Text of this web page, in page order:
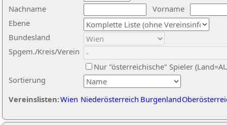
Nachname
Vorname
Ebene
Sortierung
Bundesland
Spgem./Kreis/Verein
Nur "österreichische" Spieler
Vereinslisten:Wien Niederösterreich Burgenland